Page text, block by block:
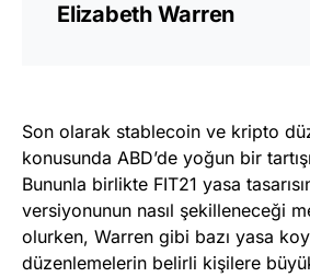
Elizabeth Warren
Son olarak stablecoin ve kripto
konusunda ABD’de yoğun bir
Bununla birlikte FIT21 yasa
versiyonunun nasıl şekilleneceği
olurken, Warren gibi bazı yasa
düzenlemelerin belirli kişilere